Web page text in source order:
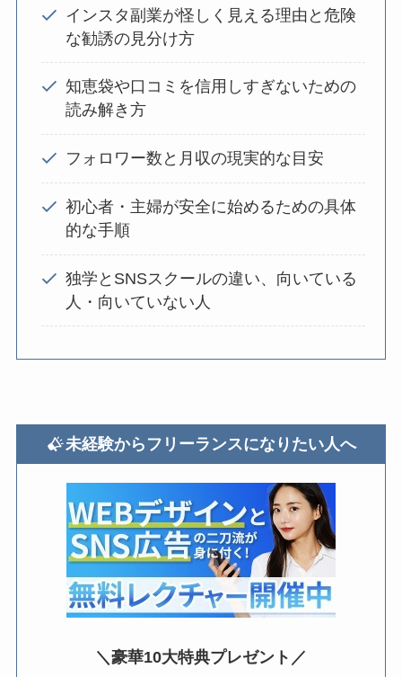
インスタ副業が怪しく見える理由と危険
な勧誘の見分け方
知恵袋や口コミを信用しすぎないための
読み解き方
フォロワー数と月収の現実的な目安
初心者・主婦が安全に始めるための具体
的な手順
独学とSNSスクールの違い、向いている
人・向いていない人
未経験からフリーランスになりたい人へ
＼豪華10大特典プレゼント／